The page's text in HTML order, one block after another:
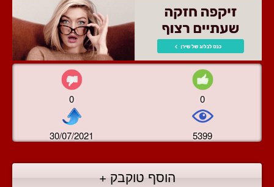
0 0
30/07/2021 5399
הוסף טוקבק +